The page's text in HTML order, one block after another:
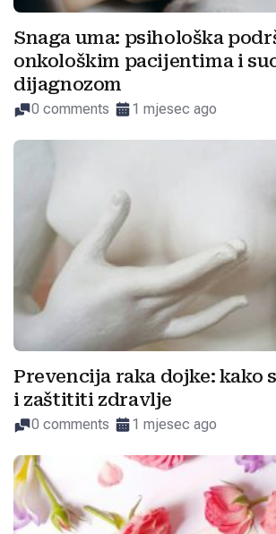
Snaga uma: psihološka
onkološkim pacijentima i
dijagnozom
0 comments 1 mjesec ago
Prevencija raka dojke: kako
i zaštititi zdravlje
0 comments 1 mjesec ago